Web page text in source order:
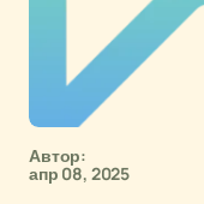
Автор:
апр 08, 2025